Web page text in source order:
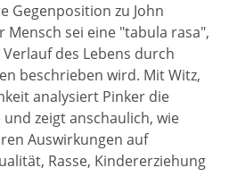
Gegenposition zu John
Mensch sei eine "tabula rasa",
des Lebens durch
beschrieben wird. Mit Witz,
analysiert Pinker die
zeigt anschaulich, wie
Auswirkungen auf
Rasse, Kindererziehung